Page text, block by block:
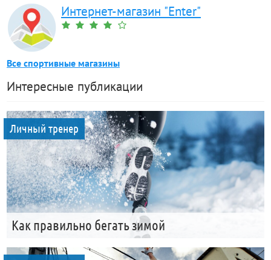
Интернет-магазин "Enter"
Все спортивные магазины
Интересные публикации
Личный тренер
Как правильно бегать зимой